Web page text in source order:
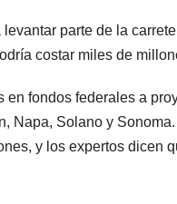
parte de la
costar miles de
fondos federales a
Napa, Solano y
y los expertos dicen